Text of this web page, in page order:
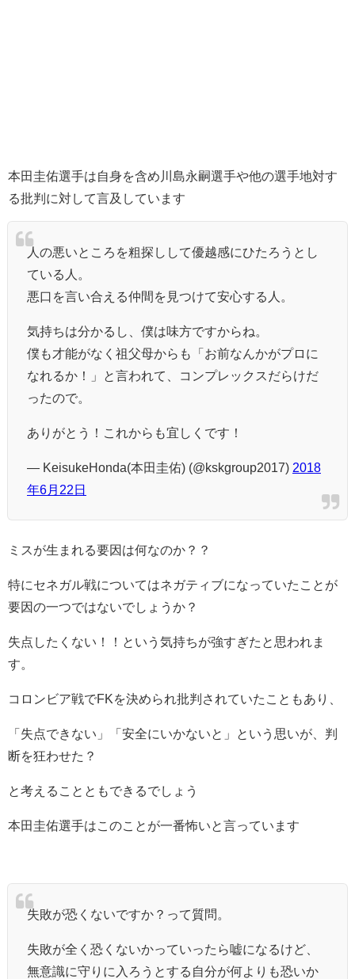
本田圭佑選手は自身を含め川島永嗣選手や他の選手地対す
る批判に対して言及しています
人の悪いところを粗探しして優越感にひたろうとし
ている人。
悪口を言い合える仲間を見つけて安心する人。
気持ちは分かるし、僕は味方ですからね。
僕も才能がなく祖父母からも「お前なんかがプロに
なれるか！」と言われて、コンプレックスだらけだ
ったので。
ありがとう！これからも宜しくです！
— KeisukeHonda(本田圭佑) (@kskgroup2017) 2018
年6月22日
ミスが生まれる要因は何なのか？？
特にセネガル戦についてはネガティブになっていたことが
要因の一つではないでしょうか？
失点したくない！！という気持ちが強すぎたと思われま
す。
コロンビア戦でFKを決められ批判されていたこともあり、
「失点できない」「安全にいかないと」という思いが、判
断を狂わせた？
と考えることともできるでしょう
本田圭佑選手はこのことが一番怖いと言っています
失敗が恐くないですか？って質問。
失敗が全く恐くないかっていったら嘘になるけど、
無意識に守りに入ろうとする自分が何よりも恐いか